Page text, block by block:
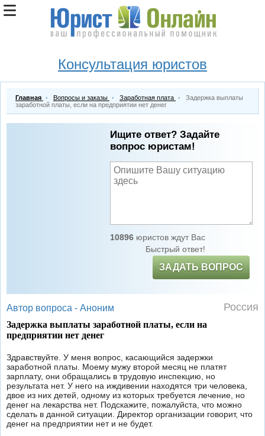
Консультация юристов
Главная Вопросы и заказы Заработная плата
Задержка выплаты
заработной платы, если на предприятии нет денег
Ищите ответ? Задайте
вопрос юристам!
10896юристов ждут Вас
Быстрый ответ!
ЗАДАТЬ ВОПРОС
Автор вопроса - Аноним Россия
Задержка выплаты заработной платы, если на
предприятии нет денег
Здравствуйте. У меня вопрос, касающийся задержки
заработной платы. Моему мужу второй месяц не платят
зарплату, они обращались в трудовую инспекцию, но
результата нет. У него на иждивении находятся три человека,
двое из них детей, одному из которых требуется лечение, но
денег на лекарства нет. Подскажите, пожалуйста, что можно
сделать в данной ситуации. Директор организации говорит, что
денег на предприятии нет и не будет.